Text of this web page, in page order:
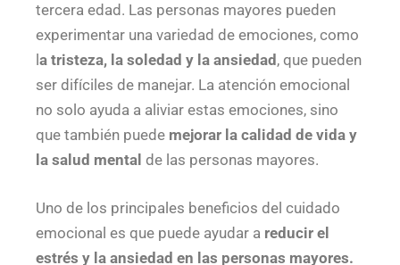
tercera edad. Las personas mayores pueden
experimentar una variedad de emociones, como
a tristeza, la soledad y la ansiedad , que pueden
ser difíciles de manejar. La atención emocional
no solo ayuda a aliviar estas emociones, sino
que también puede mejorar la calidad de vida y
la salud mental de las personas mayores.
Uno de los principales beneficios del cuidado
emocional es que puede ayudar a reducir el
estrés y la ansiedad en las personas mayores.